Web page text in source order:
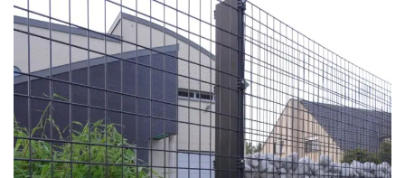
към
края
галерията
на
изображенията